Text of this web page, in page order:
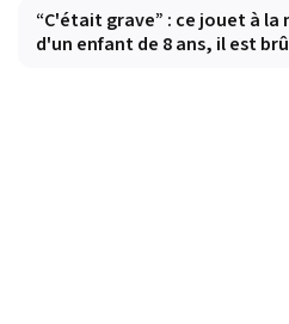
“C'était grave” : ce jouet à la
d'un enfant de 8 ans, il est